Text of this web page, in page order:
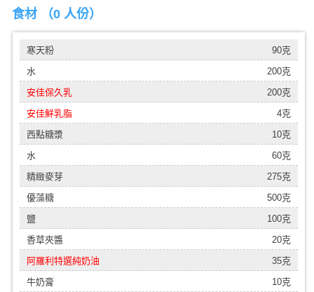
食材 （0 人份）
寒天粉
90克
水
200克
安佳保久乳
200克
安佳鮮乳脂
4克
西點糖漿
10克
水
60克
精緻麥芽
275克
優藻糖
500克
鹽
100克
香草夾醬
20克
阿羅利特選純奶油
35克
牛奶膏
10克